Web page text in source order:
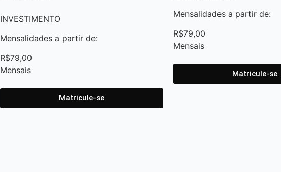
INVESTIMENTO
Mensalidades a partir de:
R$79,00
Mensais
Matricule-se
Mensalidades a partir de:
R$79,00
Mensais
Matricule-se